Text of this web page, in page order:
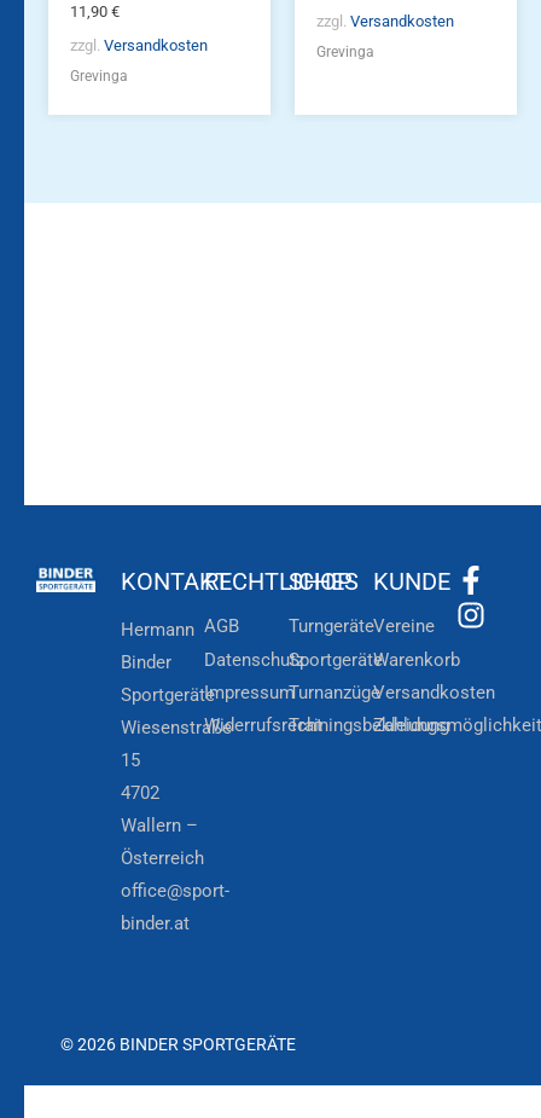
11,90 €
zzgl. Versandkosten
Grevinga
zzgl. Versandkosten
Grevinga
KONTAKT
Hermann
Binder
Sportgeräte
Wiesenstraße
15
4702
Wallern –
Österreich
office@sport-
binder.at
RECHTLICHES
AGB
Datenschutz
Impressum
Widerrufsrecht
SHOP
Turngeräte
Sportgeräte
Turnanzüge
Trainingsbekleidung
KUNDE
Vereine
Warenkorb
Versandkosten
© 2026 BINDER SPORTGERÄTE